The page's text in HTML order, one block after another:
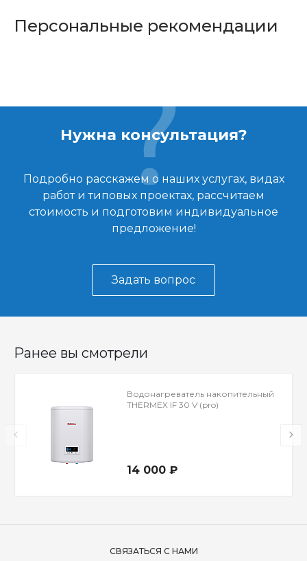
Персональные рекомендации
Нужна консультация?
Подробно расскажем о наших услугах, видах
работ и типовых проектах, рассчитаем
стоимость и подготовим индивидуальное
предложение!
Задать вопрос
Ранее вы смотрели
Водонагреватель накопительный
THERMEX IF 30 V (pro)
14 000 ₽
СВЯЗАТЬСЯ С НАМИ